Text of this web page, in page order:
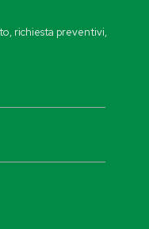
richiesta preventivi,